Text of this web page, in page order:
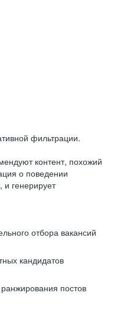
фильтрации.
контент, похожий
о поведении
генерирует
отбора вакансий
кандидатов
постов